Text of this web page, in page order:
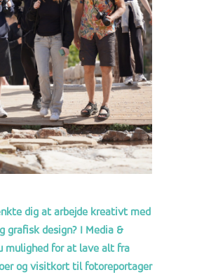
dig at arbejde kreativt med
grafisk design? I Media &
mulighed for at lave alt fra
og visitkort til fotoreportager